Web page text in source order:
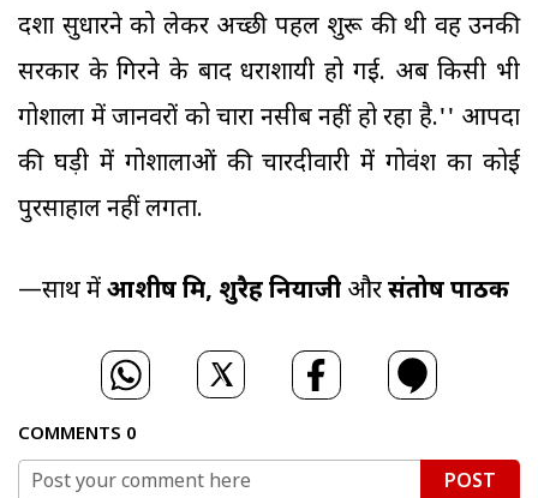
दशा सुधारने को लेकर अच्छी पहल शुरू की थी वह उनकी
सरकार के गिरने के बाद धराशायी हो गई. अब किसी भी
गोशाला में जानवरों को चारा नसीब नहीं हो रहा है.'' आपदा
की घड़ी में गोशालाओं की चारदीवारी में गोवंश का कोई
पुरसाहाल नहीं लगता.
—साथ मेंआशीष मिश्र, शुरैह नियाजी औरसंतोष पाठक
COMMENTS 0
POST